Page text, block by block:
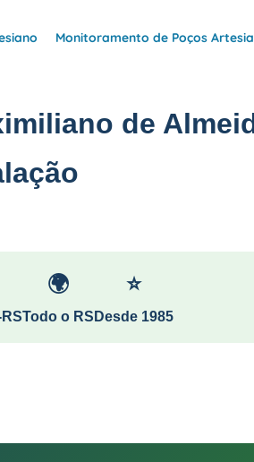
Monitoramento de Poços
de
🌍
Todo o RS
⭐
Desde 1985